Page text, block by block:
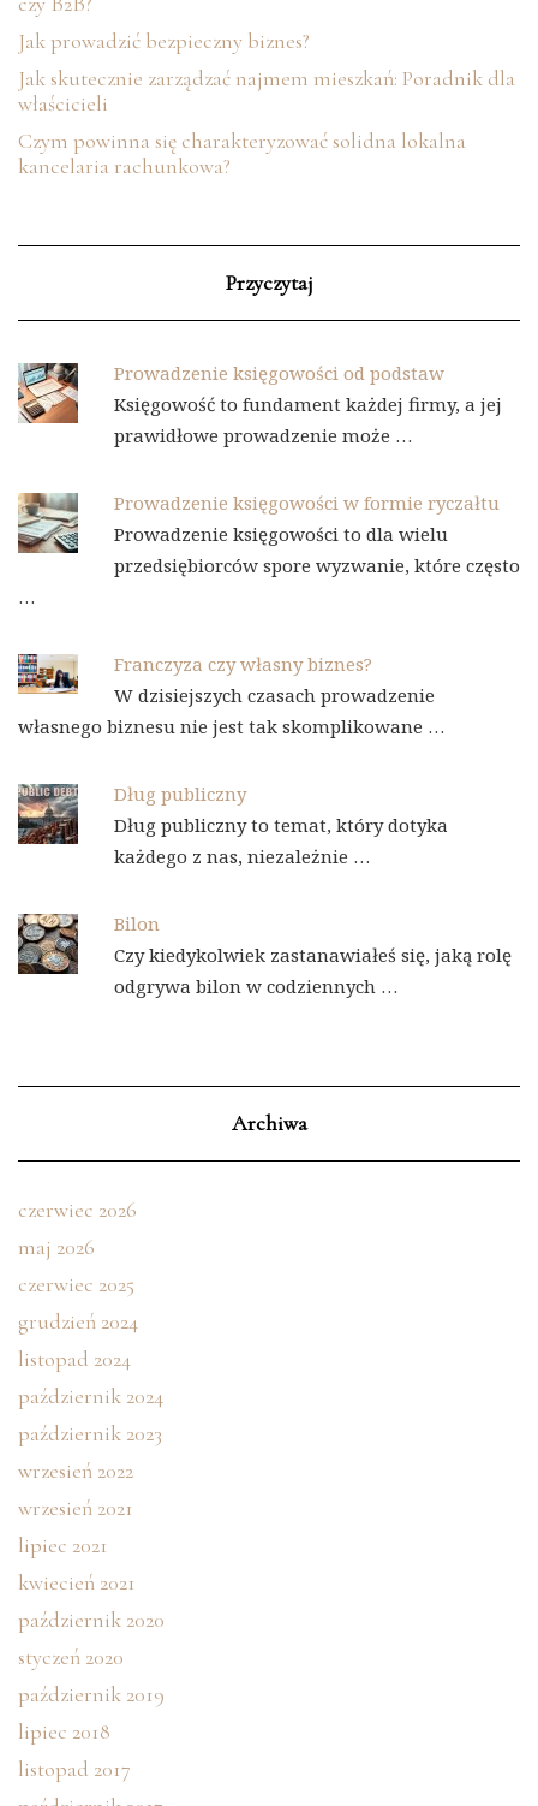
Jak prowadzić bezpieczny biznes?
Jak skutecznie zarządzać najmem mieszkań: Poradnik dla
właścicieli
Czym powinna się charakteryzować solidna lokalna
kancelaria rachunkowa?
Przyczytaj
Prowadzenie księgowości od podstaw
Księgowość to fundament każdej firmy, a jej
prawidłowe prowadzenie może …
Prowadzenie księgowości w formie ryczałtu
Prowadzenie księgowości to dla wielu
przedsiębiorców spore wyzwanie, które często
…
Franczyza czy własny biznes?
W dzisiejszych czasach prowadzenie
własnego biznesu nie jest tak skomplikowane …
Dług publiczny
Dług publiczny to temat, który dotyka
każdego z nas, niezależnie …
Bilon
Czy kiedykolwiek zastanawiałeś się, jaką rolę
odgrywa bilon w codziennych …
Archiwa
czerwiec 2026
maj 2026
czerwiec 2025
grudzień 2024
listopad 2024
październik 2024
październik 2023
wrzesień 2022
wrzesień 2021
lipiec 2021
kwiecień 2021
październik 2020
styczeń 2020
październik 2019
lipiec 2018
listopad 2017